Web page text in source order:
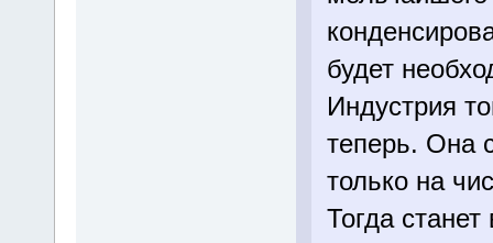
будет
Индустрия
теперь. Она
только на
Тогда